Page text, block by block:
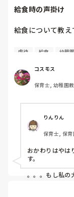
保育業界って、閉
よほどの園長、主
人だといいが、ど
揉み消されてしま
給食時の声掛け
給食について教え
今や、苦手なも
本やネットで見
そこで、給食のな
（ご飯しか食べ
い、
おかわりもした
どのような声掛
虐待 給食 幼稚
コスモス
保育士, 幼稚園
りんりん
保育士, 保育
おかわりはやは
す。
。。。もし私の
今の私なら大